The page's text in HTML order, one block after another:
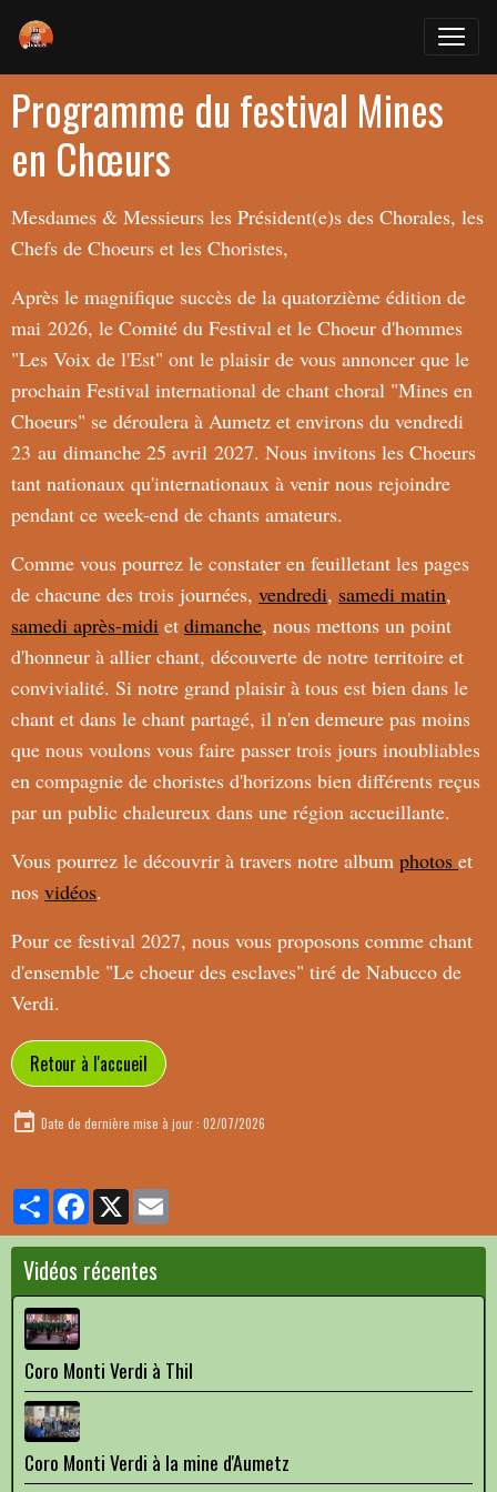
Programme du festival Mines
en Chœurs
Mesdames & Messieurs les Président(e)s des Chorales, les
Chefs de Choeurs et les Choristes,
Après le magnifique succès de la quatorzième édition de
mai 2026, le Comité du Festival et le Choeur d'hommes
"Les Voix de l'Est" ont le plaisir de vous annoncer que le
prochain Festival international de chant choral "Mines en
Choeurs" se déroulera à Aumetz et environs du vendredi
23 au dimanche 25 avril 2027. Nous invitons les Choeurs
tant nationaux qu'internationaux à venir nous rejoindre
pendant ce week-end de chants amateurs.
Comme vous pourrez le constater en feuilletant les pages
de chacune des trois journées, vendredi, samedi matin,
samedi après-midi et dimanche, nous mettons un point
d'honneur à allier chant, découverte de notre territoire et
convivialité. Si notre grand plaisir à tous est bien dans le
chant et dans le chant partagé, il n'en demeure pas moins
que nous voulons vous faire passer trois jours inoubliables
en compagnie de choristes d'horizons bien différents reçus
par un public chaleureux dans une région accueillante.
Vous pourrez le découvrir à travers notre album photos et
nos vidéos.
Pour ce festival 2027, nous vous proposons comme chant
d'ensemble "Le choeur des esclaves" tiré de Nabucco de
Verdi.
Retour à l'accueil
Date de dernière mise à jour : 02/07/2026
PartagerFacebook
X
Vidéos récentes
Coro Monti Verdi à Thil
Coro Monti Verdi à la mine d'Aumetz